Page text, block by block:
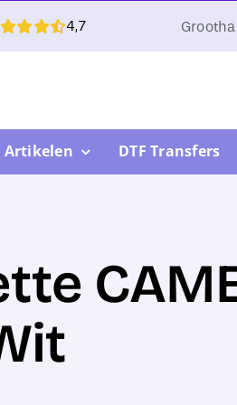
4,7
Artikelen DTF Transfers